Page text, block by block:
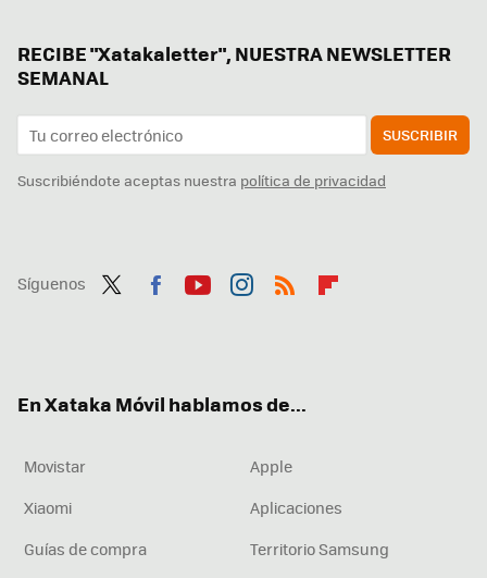
RECIBE "Xatakaletter", NUESTRA NEWSLETTER
SEMANAL
SUSCRIBIR
Suscribiéndote aceptas nuestra política de privacidad
Síguenos
En Xataka Móvil hablamos de...
Movistar
Apple
Xiaomi
Aplicaciones
Guías de compra
Territorio Samsung